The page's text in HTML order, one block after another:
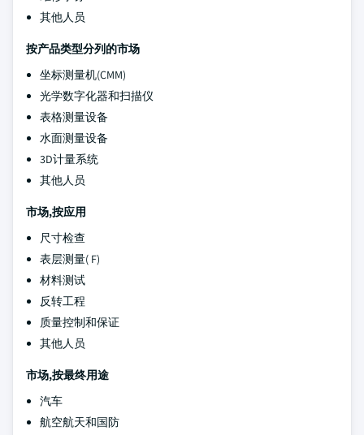
其他人员
按产品类型分列的市场
坐标测量机(CMM)
光学数字化器和扫描仪
表格测量设备
水面测量设备
3D计量系统
其他人员
市场,按应用
尺寸检查
表层测量( F)
材料测试
反转工程
质量控制和保证
其他人员
市场,按最终用途
汽车
航空航天和国防